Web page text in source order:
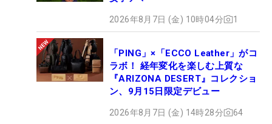
2026年8月7日 (金) 10時04分 1
「PING」×「ECCO Leather」がコ
ラボ！ 経年変化を楽しむ上質な
『ARIZONA DESERT』コレクショ
ン、9月15日限定デビュー
2026年8月7日 (金) 14時28分 64